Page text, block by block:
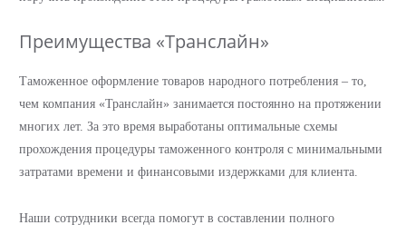
Преимущества «Транслайн»
Таможенное оформление товаров народного потребления – то,
чем компания «Транслайн» занимается постоянно на протяжении
многих лет. За это время выработаны оптимальные схемы
прохождения процедуры таможенного контроля с минимальными
затратами времени и финансовыми издержками для клиента.
Наши сотрудники всегда помогут в составлении полного